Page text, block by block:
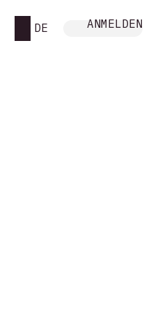
DE ANMELDEN